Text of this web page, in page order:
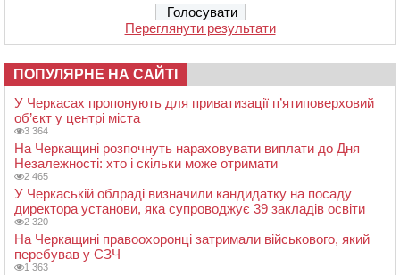
Переглянути результати
ПОПУЛЯРНЕ НА САЙТІ
У Черкасах пропонують для приватизації п’ятиповерховий
об’єкт у центрі міста
3 364
На Черкащині розпочнуть нараховувати виплати до Дня
Незалежності: хто і скільки може отримати
2 465
У Черкаській облраді визначили кандидатку на посаду
директора установи, яка супроводжує 39 закладів освіти
2 320
На Черкащині правоохоронці затримали військового, який
перебував у СЗЧ
1 363